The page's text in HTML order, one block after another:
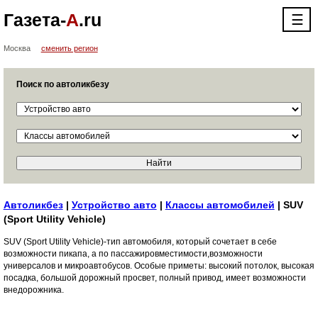
Газета-А.ru ☰
Москва сменить регион
Поиск по автоликбезу
Автоликбез| Устройство авто | Классы автомобилей | SUV
(Sport Utility Vehicle)
SUV (Sport Utility Vehicle)-тип автомобиля, который сочетает в себе
возможности пикапа, а по пассажировместимости,возможности
универсалов и микроавтобусов. Особые приметы: высокий потолок, высокая
посадка, большой дорожный просвет, полный привод, имеет возможности
внедорожника.